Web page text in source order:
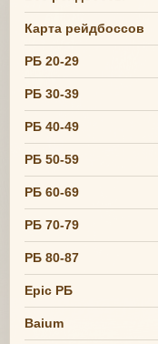
Карта рейдбоссов
РБ 20-29
РБ 30-39
РБ 40-49
РБ 50-59
РБ 60-69
РБ 70-79
РБ 80-87
Epic РБ
Baium